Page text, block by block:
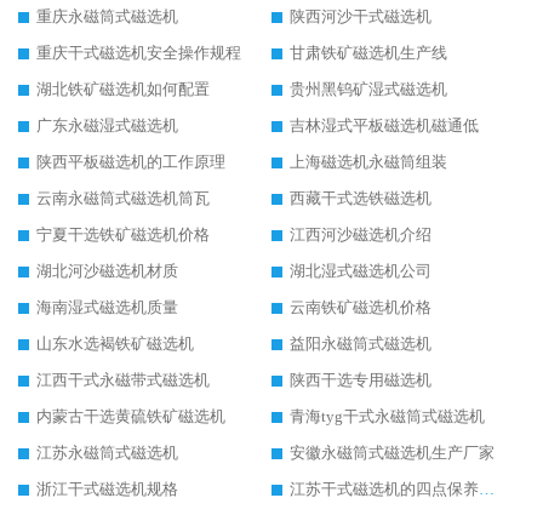
重庆永磁筒式磁选机
陕西河沙干式磁选机
重庆干式磁选机安全操作规程
甘肃铁矿磁选机生产线
湖北铁矿磁选机如何配置
贵州黑钨矿湿式磁选机
广东永磁湿式磁选机
吉林湿式平板磁选机磁通低
陕西平板磁选机的工作原理
上海磁选机永磁筒组装
云南永磁筒式磁选机筒瓦
西藏干式选铁磁选机
宁夏干选铁矿磁选机价格
江西河沙磁选机介绍
湖北河沙磁选机材质
湖北湿式磁选机公司
海南湿式磁选机质量
云南铁矿磁选机价格
山东水选褐铁矿磁选机
益阳永磁筒式磁选机
江西干式永磁带式磁选机
陕西干选专用磁选机
内蒙古干选黄硫铁矿磁选机
青海tyg干式永磁筒式磁选机
江苏永磁筒式磁选机
安徽永磁筒式磁选机生产厂家
浙江干式磁选机规格
江苏干式磁选机的四点保养秘籍